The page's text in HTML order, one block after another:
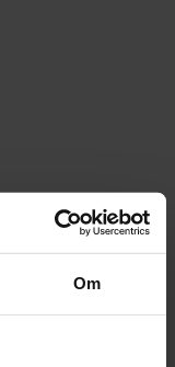
Om